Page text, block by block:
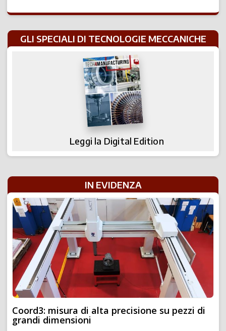
GLI SPECIALI DI TECNOLOGIE MECCANICHE
Leggi la Digital Edition
IN EVIDENZA
Coord3: misura di alta precisione su pezzi di
grandi dimensioni